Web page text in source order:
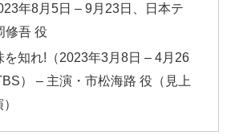
年8月5日 – 9月23日、日本テ
修吾 役
を知れ!（2023年3月8日 – 4月26
） – 主演・市松海路 役（見上